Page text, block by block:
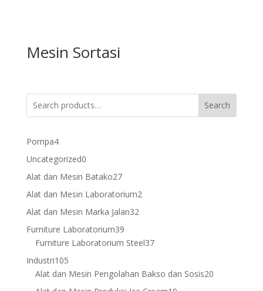
Mesin Sortasi
Search
Pompa44
products
Uncategorized00
products
Alat dan Mesin Batako2727
products
Alat dan Mesin Laboratorium22
Alat dan Mesin Marka Jalan3232
Furniture Laboratorium3939
products
Furniture Laboratorium Steel3737
Industri105105
products
Alat dan Mesin Pengolahan Bakso dan Sosis2020